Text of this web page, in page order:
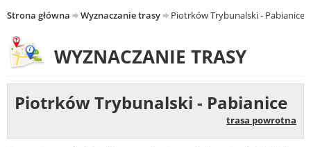
Strona główna Wyznaczanie trasy Piotrków Trybunalski - Pabianice
WYZNACZANIE TRASY
Piotrków Trybunalski - Pabianice
trasa powrotna